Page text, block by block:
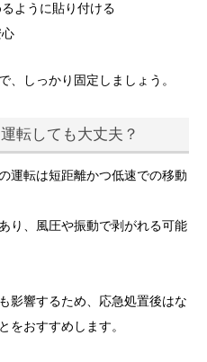
ように貼り付ける
しっかり固定しましょう。
転しても大丈夫？
運転は短距離かつ低速での移動
り、風圧や振動で剥がれる可能
影響するため、応急処置後はな
をおすすめします。